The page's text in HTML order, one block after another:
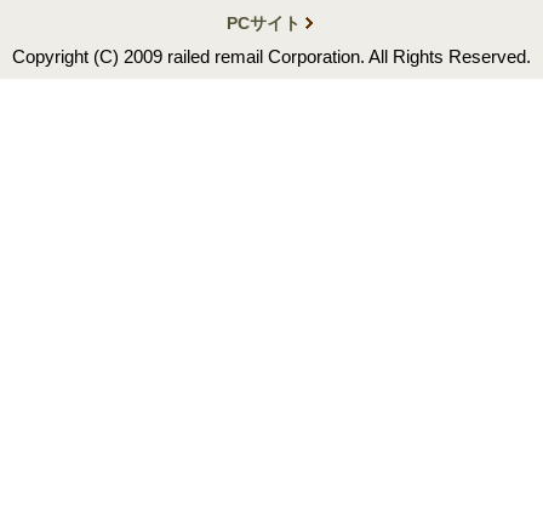
PCサイト
Copyright (C) 2009 railed remail Corporation. All Rights Reserved.